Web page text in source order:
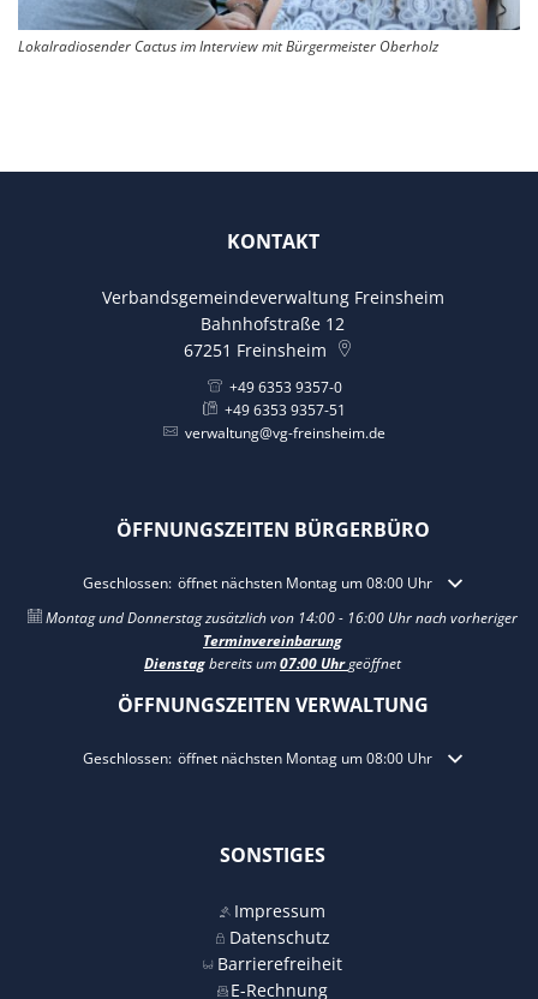
Lokalradiosender Cactus im Interview mit Bürgermeister Oberholz
KONTAKT
Verbandsgemeindeverwaltung Freinsheim
Bahnhofstraße 12
67251 Freinsheim
+49 6353 9357-0
+49 6353 9357-51
verwaltung@vg-freinsheim.de
ÖFFNUNGSZEITEN BÜRGERBÜRO
Klicken, um weitere Öffnungs- oder Schließzeiten auszublenden
Geschlossen: öffnet nächsten Montag um 08:00 Uhr
Montag und Donnerstag zusätzlich von 14:00 - 16:00 Uhr nach vorheriger
Terminvereinbarung
Dienstagbereits um07:00 Uhrgeöffnet
ÖFFNUNGSZEITEN VERWALTUNG
Klicken, um weitere Öffnungs- oder Schließzeiten auszublenden
Geschlossen: öffnet nächsten Montag um 08:00 Uhr
SONSTIGES
Impressum
Datenschutz
Barrierefreiheit
E-Rechnung